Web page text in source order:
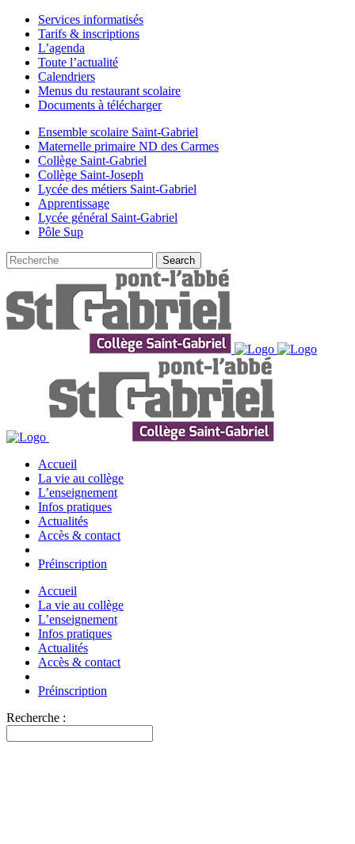
Services informatisés
Tarifs & inscriptions
L’agenda
Toute l’actualité
Calendriers
Menus du restaurant scolaire
Documents à télécharger
Ensemble scolaire Saint-Gabriel
Maternelle primaire ND des Carmes
Collège Saint-Gabriel
Collège Saint-Joseph
Lycée des métiers Saint-Gabriel
Apprentissage
Lycée général Saint-Gabriel
Pôle Sup
Accueil
La vie au collège
L’enseignement
Infos pratiques
Actualités
Accès & contact
Préinscription
Accueil
La vie au collège
L’enseignement
Infos pratiques
Actualités
Accès & contact
Préinscription
Recherche :